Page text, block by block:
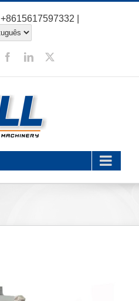
+8615617597332
FacebookLinkedIn